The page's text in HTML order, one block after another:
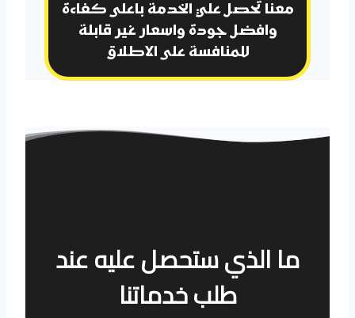
معنا تحصل علي الخدمة باعلى كفاءة
وافضل جودة واسعار غير قابلة
للمنافسة على الاطلاق
ما الذي ستحصل عليه عند
طلب خدماتنا